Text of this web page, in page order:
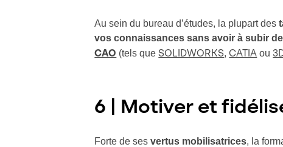
Au sein du bureau d’études, la plupart des
vos connaissances sans avoir à subir
CAO (tels queSOLIDWORKS,CATIA ou
6 | Motiver et
Forte de sesvertus mobilisatrices, la